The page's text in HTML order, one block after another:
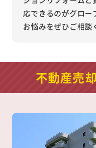
応できるのがグロー
お悩みをぜひご相談
不動産売